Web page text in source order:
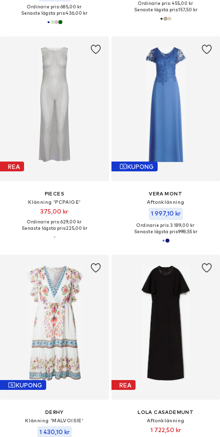
Ordinarie pris: 685,00 kr
Senaste lägsta pris:436,00 kr
Ordinarie pris: 455,00 kr
Senaste lägsta pris:157,50 kr
REA
PIECES
Klänning 'PCPAIGE'
375,00 kr
Ordinarie pris: 629,00 kr
Senaste lägsta pris:225,00 kr
KUPONG
VERA MONT
Aftonklänning
1 997,10 kr
Ordinarie pris: 3 189,00 kr
Senaste lägsta pris:998,55 kr
KUPONG
DERHY
Klänning 'MALVOISIE'
1 430,10 kr
REA
LOLA CASADEMUNT
Aftonklänning
1 722,50 kr